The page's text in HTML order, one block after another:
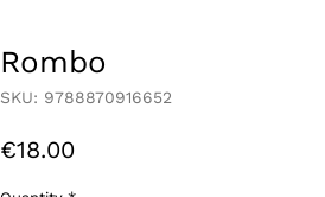
Rombo
SKU: 9788870916652
€18.00Price